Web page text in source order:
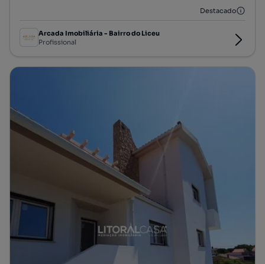
Destacado
Arcada Imobiliária - Bairro do Liceu
Profissional